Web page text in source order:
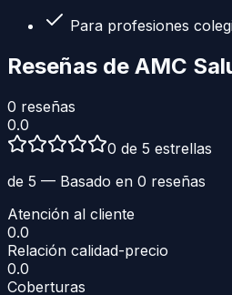
Para profesiones
Reseñas de AMC
0 reseñas
0.0
0 de 5 estrellas
de 5 — Basado en 0 reseñas
Atención al cliente
0.0
Relación calidad-precio
0.0
Coberturas